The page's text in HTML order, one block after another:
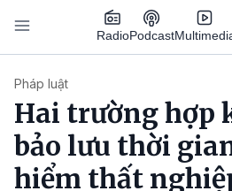
Nhảy đến nội dung
RadioPodcast
Pháp luật
Hai trường hợp
bảo lưu thời
hiểm thất